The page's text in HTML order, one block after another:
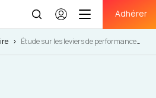
Se
connecter
Adhérer
> Étude sur les leviers de performance